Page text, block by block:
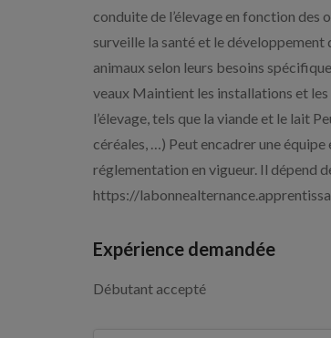
conduite de l’élevage en fonction
surveille la santé et le développement
animaux selon leurs besoins
veaux Maintient les installations et
l’élevage, tels que la viande et le lait
céréales, …) Peut encadrer une
réglementation en vigueur. Il dépend
https://
Expérience demandée
Débutant accepté